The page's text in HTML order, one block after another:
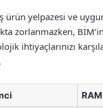
ürün yelpazesi ve
zorlanmazken,
ihtiyaçlarınızı
RAM